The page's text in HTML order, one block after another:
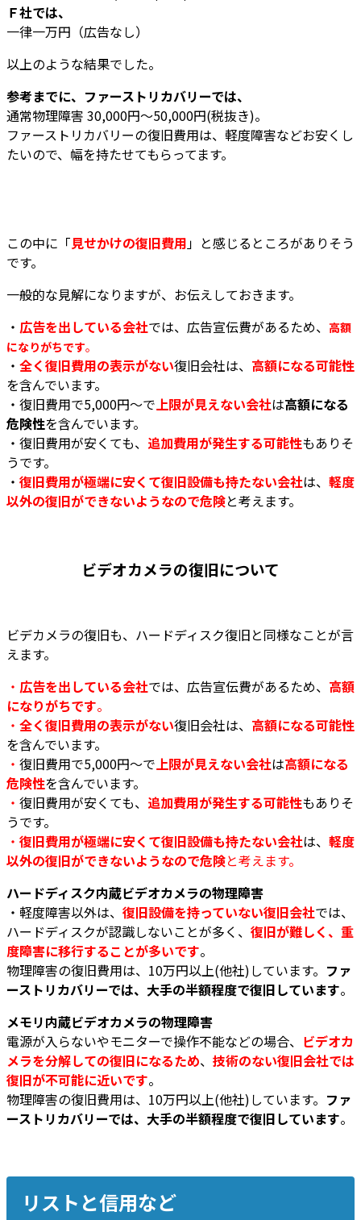
Ｆ社では、
一律一万円（広告なし）
以上のような結果でした。
参考までに、ファーストリカバリーでは、
通常物理障害 30,000円～50,000円(税抜き)。
ファーストリカバリーの復旧費用は、軽度障害などお安くし
たいので、幅を持たせてもらってます。
この中に「見せかけの復旧費用」と感じるところがありそう
です。
一般的な見解になりますが、お伝えしておきます。
・ 広告を出している会社では、広告宣伝費があるため、 高額
になりがちです。
・ 全く復旧費用の表示がない復旧会社は、 高額になる可能性
を含んでいます。
・ 復旧費用で5,000円～で上限が見えない会社は高額になる
危険性を含んでいます。
・ 復旧費用が安くても、 追加費用が発生する可能性もありそ
うです。
・ 復旧費用が極端に安くて復旧設備も持たない会社は、 軽度
以外の復旧ができないようなので危険と考えます。
ビデオカメラの復旧について
ビデカメラの復旧も、ハードディスク復旧と同様なことが言
えます。
・ 広告を出している会社では、広告宣伝費があるため、 高額
になりがちです。
・ 全く復旧費用の表示がない復旧会社は、 高額になる可能性
を含んでいます。
・ 復旧費用で5,000円～で上限が見えない会社は高額になる
危険性を含んでいます。
・ 復旧費用が安くても、 追加費用が発生する可能性もありそ
うです。
・ 復旧費用が極端に安くて復旧設備も持たない会社は、 軽度
以外の復旧ができないようなので危険と考えます。
ハードディスク内蔵ビデオカメラの物理障害
・軽度障害以外は、 復旧設備を持っていない復旧会社では、
ハードディスクが認識しないことが多く、 復旧が難しく、重
度障害に移行することが多いです。
物理障害の復旧費用は、10万円以上(他社)しています。 ファ
ーストリカバリーでは、大手の半額程度で復旧しています。
メモリ内蔵ビデオカメラの物理障害
電源が入らないやモニターで操作不能などの場合、 ビデオカ
メラを分解しての復旧になるため、 技術のない復旧会社では
復旧が不可能に近いです。
物理障害の復旧費用は、10万円以上(他社)しています。 ファ
ーストリカバリーでは、大手の半額程度で復旧しています。
リストと信用など